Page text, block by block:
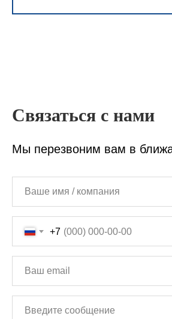
Связаться с нами
Мы перезвоним вам в
+7